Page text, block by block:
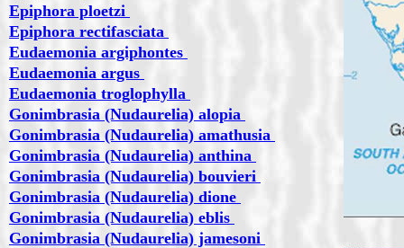
Epiphora ploetzi
Epiphora rectifasciata
Eudaemonia argiphontes
Eudaemonia argus
Eudaemonia troglophylla
Gonimbrasia (Nudaurelia) alopia
Gonimbrasia (Nudaurelia) amathusia
Gonimbrasia (Nudaurelia) anthina
Gonimbrasia (Nudaurelia) bouvieri
Gonimbrasia (Nudaurelia) dione
Gonimbrasia (Nudaurelia) eblis
Gonimbrasia (Nudaurelia) jamesoni